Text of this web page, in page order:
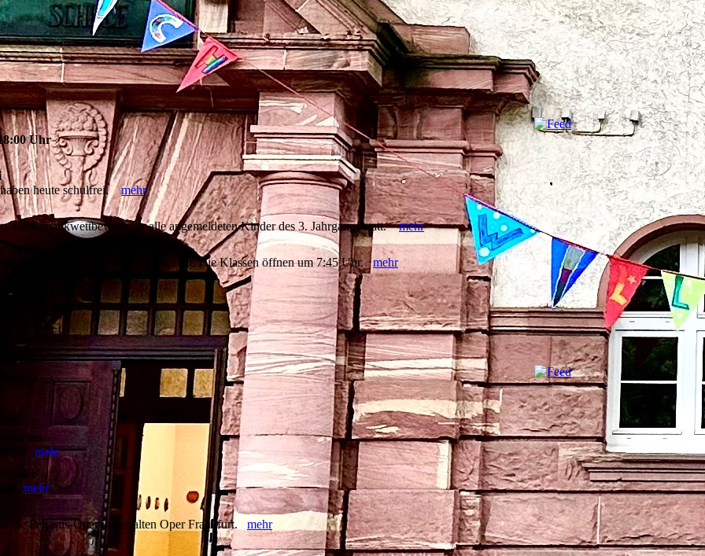
Uhr
haben heute schulfrei.mehr
Mathematikwettbewerb für alle angemeldeten Kinder des 3. Jahrgangs statt.mehr
Es findet keine Frühbetreuung statt. Die Klassen öffnen um 7:45 Uhr.mehr
mehr
mehr
die Pegasus-Oper in der alten Oper Frankfurt. mehr